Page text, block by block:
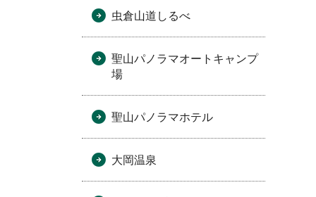
虫倉山道しるべ
聖山パノラマオートキャンプ
場
聖山パノラマホテル
大岡温泉